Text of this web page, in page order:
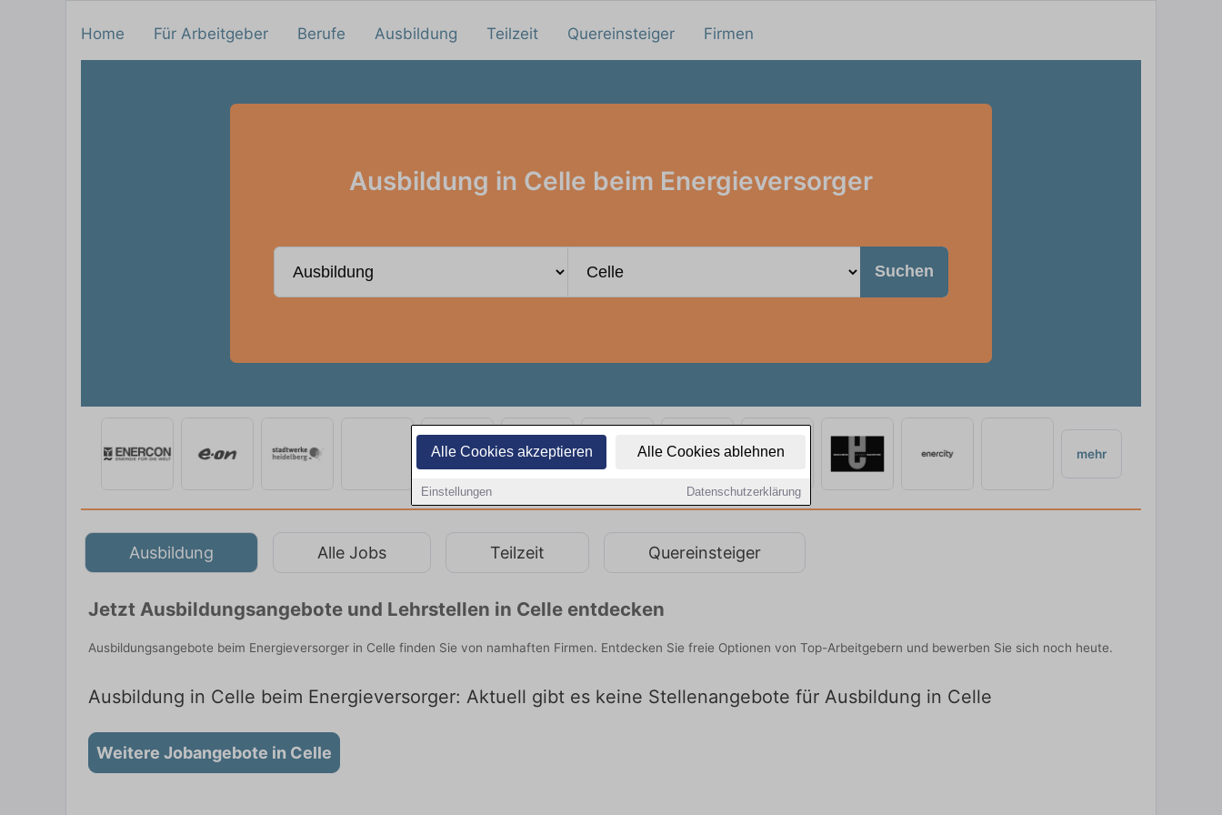
Alle Cookies akzeptieren Alle Cookies ablehnen
Einstellungen Datenschutzerklärung
Home Für Arbeitgeber Berufe Ausbildung Teilzeit Quereinsteiger Firmen
Ausbildung in Celle beim Energieversorger
Suchen
mehr
Ausbildung Alle Jobs Teilzeit Quereinsteiger
Jetzt Ausbildungsangebote und Lehrstellen in Celle entdecken
Ausbildungsangebote beim Energieversorger in Celle finden Sie von namhaften Firmen. Entdecken Sie freie Optionen von Top-Arbeitgebern und bewerben Sie sich noch heute.
Ausbildung in Celle beim Energieversorger: Aktuell gibt es keine Stellenangebote für Ausbildung in Celle
Weitere Jobangebote in Celle